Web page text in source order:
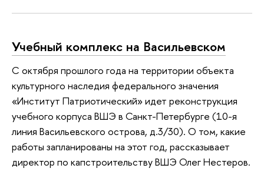
Учебный комплекс на Васильевском
С октября прошлого года на территории объекта
культурного наследия федерального значения
«Институт Патриотический» идет реконструкция
учебного корпуса ВШЭ в Санкт-Петербурге (10-я
линия Васильевского острова, д.3/30). О том, какие
работы запланированы на этот год, рассказывает
директор по капстроительству ВШЭ Олег Нестеров.